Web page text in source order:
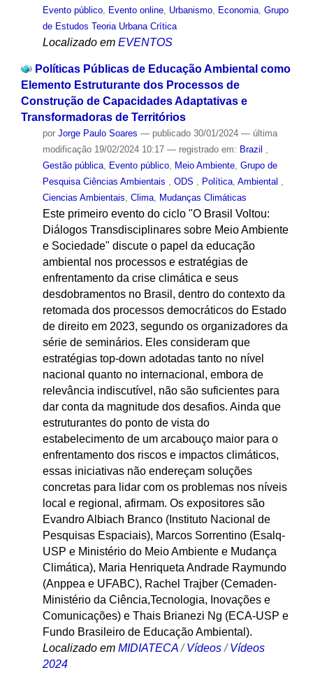
Evento público, Evento online, Urbanismo, Economia, Grupo
de Estudos Teoria Urbana Crítica
Localizado em EVENTOS
Políticas Públicas de Educação Ambiental como
Elemento Estruturante dos Processos de
Construção de Capacidades Adaptativas e
Transformadoras de Territórios
por Jorge Paulo Soares — publicado30/01/2024 — última
modificação19/02/2024 10:17 — registrado em: Brazil ,
Gestão pública, Evento público, Meio Ambiente, Grupo de
Pesquisa Ciências Ambientais , ODS , Política, Ambiental ,
Ciencias Ambientais, Clima, Mudanças Climáticas
Este primeiro evento do ciclo "O Brasil Voltou:
Diálogos Transdisciplinares sobre Meio Ambiente
e Sociedade" discute o papel da educação
ambiental nos processos e estratégias de
enfrentamento da crise climática e seus
desdobramentos no Brasil, dentro do contexto da
retomada dos processos democráticos do Estado
de direito em 2023, segundo os organizadores da
série de seminários. Eles consideram que
estratégias top-down adotadas tanto no nível
nacional quanto no internacional, embora de
relevância indiscutível, não são suficientes para
dar conta da magnitude dos desafios. Ainda que
estruturantes do ponto de vista do
estabelecimento de um arcabouço maior para o
enfrentamento dos riscos e impactos climáticos,
essas iniciativas não endereçam soluções
concretas para lidar com os problemas nos níveis
local e regional, afirmam. Os expositores são
Evandro Albiach Branco (Instituto Nacional de
Pesquisas Espaciais), Marcos Sorrentino (Esalq-
USP e Ministério do Meio Ambiente e Mudança
Climática), Maria Henriqueta Andrade Raymundo
(Anppea e UFABC), Rachel Trajber (Cemaden-
Ministério da Ciência,Tecnologia, Inovações e
Comunicações) e Thais Brianezi Ng (ECA-USP e
Fundo Brasileiro de Educação Ambiental).
Localizado em MIDIATECA / Vídeos / Vídeos
2024